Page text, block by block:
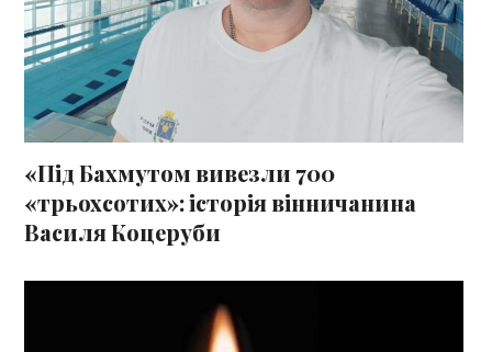
«Під Бахмутом вивезли 700
«трьохсотих»: історія вінничанина
Василя Коцеруби